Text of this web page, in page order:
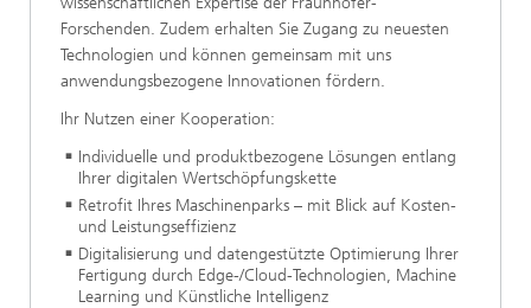
Forschenden. Zudem erhalten Sie Zugang zu neuesten
Technologien und können gemeinsam mit uns
anwendungsbezogene Innovationen fördern.
Ihr Nutzen einer Kooperation:
Individuelle und produktbezogene Lösungen entlang
Ihrer digitalen Wertschöpfungskette
Retrofit Ihres Maschinenparks – mit Blick auf Kosten-
und Leistungseffizienz
Digitalisierung und datengestützte Optimierung Ihrer
Fertigung durch Edge-/Cloud-Technologien, Machine
Learning und Künstliche Intelligenz